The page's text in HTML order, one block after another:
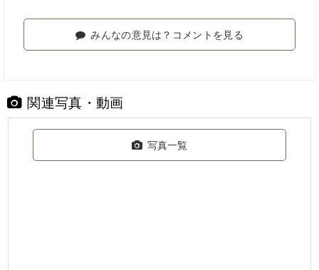
みんなの意見は？コメントを見る
関連写真・動画
写真一覧